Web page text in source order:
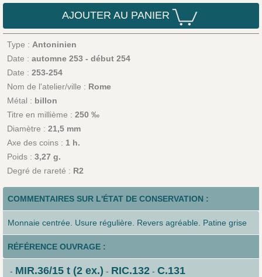
AJOUTER AU PANIER
Type : Antoninien
Date : automne 253 - début 254
Date : 253-254
Nom de l'atelier/ville : Rome
Métal : billon
Titre en millième : 250 ‰
Diamètre : 21,5 mm
Axe des coins : 1 h.
Poids : 3,27 g.
Degré de rareté : R2
COMMENTAIRES SUR L'ÉTAT DE CONSERVATION :
Monnaie centrée. Usure régulière. Revers agréable. Patine grise
RÉFÉRENCE OUVRAGE :
- MIR.36/15 t (2 ex.) - RIC.132- C.131